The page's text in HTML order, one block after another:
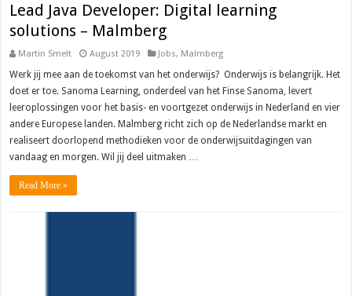
Lead Java Developer: Digital learning
solutions – Malmberg
Martin Smelt August 2019 Jobs, Malmberg
Werk jij mee aan de toekomst van het onderwijs? Onderwijs is belangrijk. Het
doet er toe. Sanoma Learning, onderdeel van het Finse Sanoma, levert
leeroplossingen voor het basis- en voortgezet onderwijs in Nederland en vier
andere Europese landen. Malmberg richt zich op de Nederlandse markt en
realiseert doorlopend methodieken voor de onderwijsuitdagingen van
vandaag en morgen. Wil jij deel uitmaken …
Read More »